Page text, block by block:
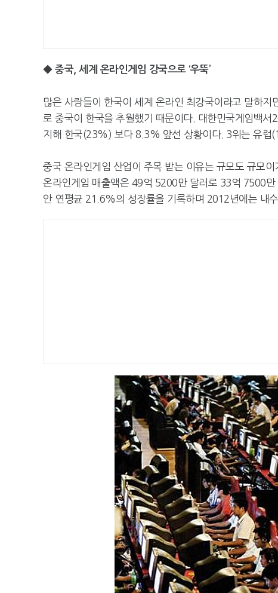
◆ 중국, 세계 온라인게임 강국으로 ‘우뚝’
많은 사람들이 한국이 세계 온라인 최강국이라고 말하
로 중국이 한국을 추월했기 때문이다. 대한민국게임백
지해 한국(23%) 보다 8.3% 앞선 상황이다. 3위는 유럽
중국 온라인게임 산업이 주목 받는 이유는 규모도 규모
온라인게임 매출액은 49억 5200만 달러로 33억 7500
안 연평균 21.6%의 성장률을 기록하며 2012년에는 내